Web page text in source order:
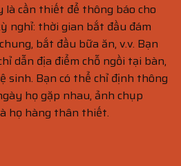
là cần thiết để thông báo cho
nghỉ: thời gian bắt đầu đám
bắt đầu bữa ăn, v.v. Bạn
dẫn địa điểm chỗ ngồi tại bàn,
sinh. Bạn có thể chỉ định thông
họ gặp nhau, ảnh chụp
họ hàng thân thiết.